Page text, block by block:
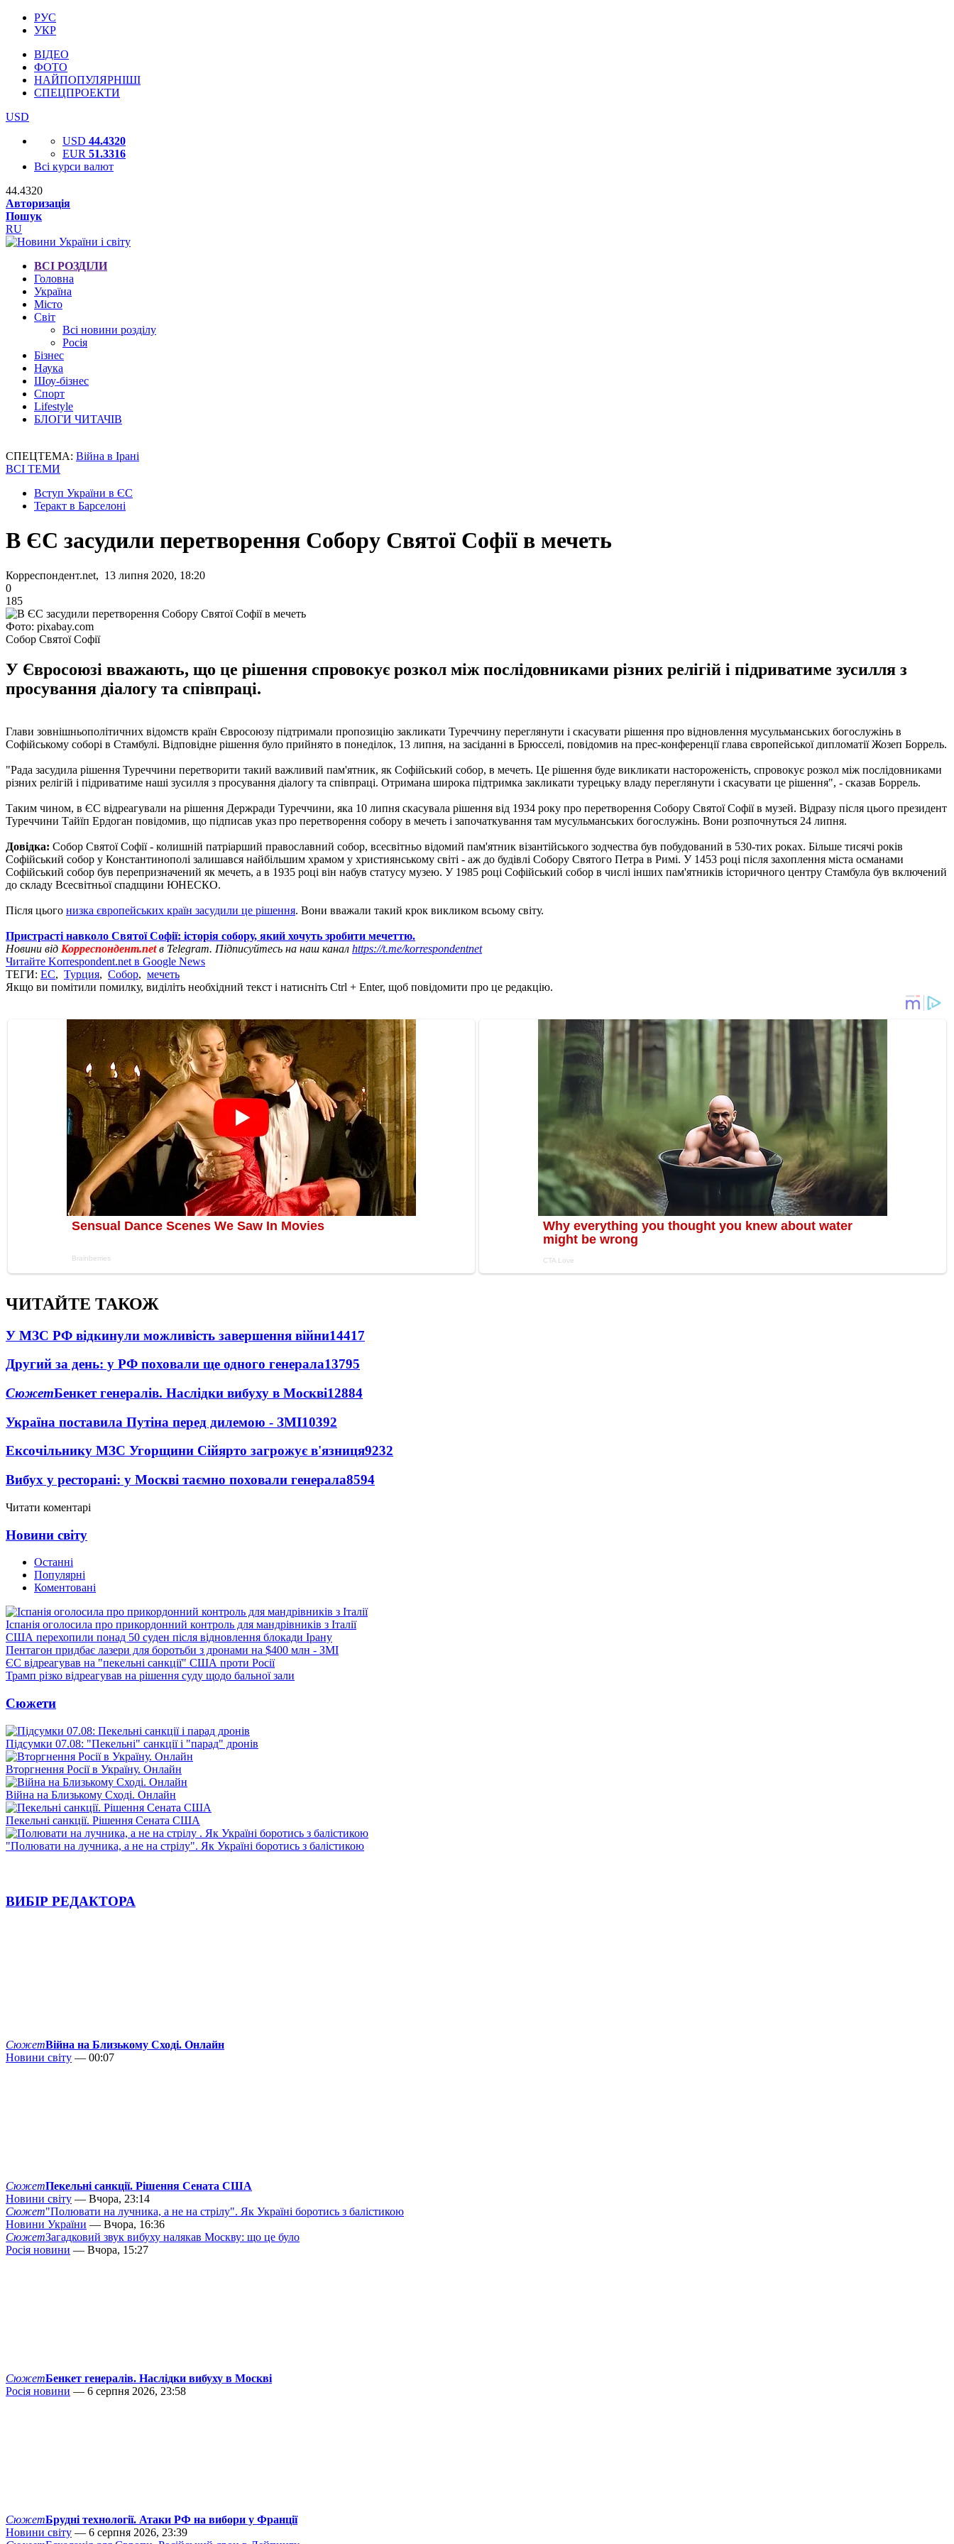
РУС
УКР
ВІДЕО
ФОТО
НАЙПОПУЛЯРНІШІ
СПЕЦПРОЕКТИ
USD
USD 44.4320
EUR 51.3316
Всі курси валют
44.4320
Авторизація
Пошук
RU
ВСІ РОЗДІЛИ
Головна
Україна
Місто
Світ
Всі новини розділу
Росія
Бізнес
Наука
Шоу-бізнес
Спорт
Lifestyle
БЛОГИ ЧИТАЧІВ
СПЕЦТЕМА: Війна в Ірані
ВСІ ТЕМИ
Вступ України в ЄС
Теракт в Барселоні
В ЄС засудили перетворення Собору Святої Софії в мечеть
Корреспондент.net, 13 липня 2020, 18:20
0
185
Фото: pixabay.com
Собор Святої Софії
У Євросоюзі вважають, що це рішення спровокує розкол між послідовниками різних релігій і підриватиме зусилля з
просування діалогу та співпраці.
Глави зовнішньополітичних відомств країн Євросоюзу підтримали пропозицію закликати Туреччину переглянути і скасувати рішення про відновлення мусульманських богослужінь в
Софійському соборі в Стамбулі. Відповідне рішення було прийнято в понеділок, 13 липня, на засіданні в Брюсселі, повідомив на прес-конференції глава європейської дипломатії Жозеп Боррель.
"Рада засудила рішення Туреччини перетворити такий важливий пам'ятник, як Софійський собор, в мечеть. Це рішення буде викликати настороженість, спровокує розкол між послідовниками
різних релігій і підриватиме наші зусилля з просування діалогу та співпраці. Отримана широка підтримка закликати турецьку владу переглянути і скасувати це рішення", - сказав Боррель.
Таким чином, в ЄС відреагували на рішення Держради Туреччини, яка 10 липня скасувала рішення від 1934 року про перетворення Собору Святої Софії в музей. Відразу після цього президент
Туреччини Тайїп Ердоган повідомив, що підписав указ про перетворення собору в мечеть і започаткування там мусульманських богослужінь. Вони розпочнуться 24 липня.
Довідка: Собор Святої Софії - колишній патріарший православний собор, всесвітньо відомий пам'ятник візантійського зодчества був побудований в 530-тих роках. Більше тисячі років
Софійський собор у Константинополі залишався найбільшим храмом у християнському світі - аж до будівлі Собору Святого Петра в Римі. У 1453 році після захоплення міста османами
Софійський собор був перепризначений як мечеть, а в 1935 році він набув статусу музею. У 1985 році Софійський собор в числі інших пам'ятників історичного центру Стамбула був включений
до складу Всесвітньої спадщини ЮНЕСКО.
Після цього низка європейських країн засудили це рішення. Вони вважали такий крок викликом всьому світу.
Пристрасті навколо Святої Софії: історія собору, який хочуть зробити мечеттю.
Новини від Корреспондент.netв Telegram. Підписуйтесь на наш канал https://t.me/korrespondentnet
Читайте Korrespondent.net в Google News
ТЕГИ: ЕС, Турция, Собор, мечеть
Якщо ви помітили помилку, виділіть необхідний текст і натисніть Ctrl + Enter, щоб повідомити про це редакцію.
ЧИТАЙТЕ ТАКОЖ
У МЗС РФ відкинули можливість завершення війни14417
Другий за день: у РФ поховали ще одного генерала13795
СюжетБенкет генералів. Наслідки вибуху в Москві12884
Україна поставила Путіна перед дилемою - ЗМІ10392
Ексочільнику МЗС Угорщини Сійярто загрожує в'язниця9232
Вибух у ресторані: у Москві таємно поховали генерала8594
Читати коментарі
Новини світу
Останні
Популярні
Коментовані
Іспанія оголосила про прикордонний контроль для мандрівників з Італії
США перехопили понад 50 суден після відновлення блокади Ірану
Пентагон придбає лазери для боротьби з дронами на $400 млн - ЗМІ
ЄС відреагував на "пекельні санкції" США проти Росії
Трамп різко відреагував на рішення суду щодо бальної зали
Сюжети
Підсумки 07.08: "Пекельні" санкції і "парад" дронів
Вторгнення Росії в Україну. Онлайн
Війна на Близькому Сході. Онлайн
Пекельні санкції. Рішення Сената США
"Полювати на лучника, а не на стрілу". Як Україні боротись з балістикою
ВИБІР РЕДАКТОРА
СюжетВійна на Близькому Сході. Онлайн
Новини світу — 00:07
СюжетПекельні санкції. Рішення Сената США
Новини світу — Вчора, 23:14
Сюжет"Полювати на лучника, а не на стрілу". Як Україні боротись з балістикою
Новини України — Вчора, 16:36
СюжетЗагадковий звук вибуху налякав Москву: що це було
Росія новини — Вчора, 15:27
СюжетБенкет генералів. Наслідки вибуху в Москві
Росія новини — 6 серпня 2026, 23:58
СюжетБрудні технології. Атаки РФ на вибори у Франції
Новини світу — 6 серпня 2026, 23:39